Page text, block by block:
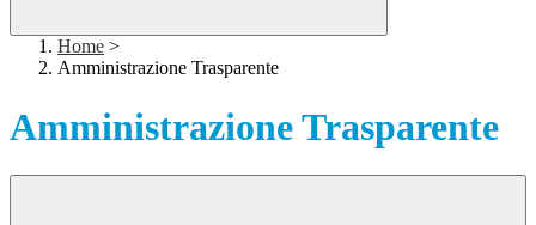
Home >
Amministrazione Trasparente
Amministrazione Trasparente